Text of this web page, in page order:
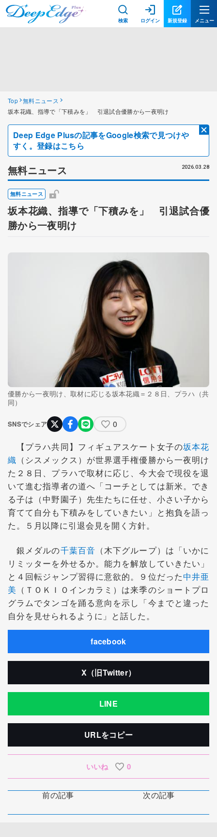
検索 ログイン 新規登録 メニュー
Top 無料ニュース
坂本花織、指導で「下積みを」 引退試合優勝から一夜明け
Deep Edge Plusの記事をGoogle検索で見つけや
すく。登録はこちら
無料ニュース 2026.03.28
無料ニュース
坂本花織、指導で「下積みを」 引退試合優
勝から一夜明け
優勝から一夜明け、取材に応じる坂本花織＝２８日、プラハ（共
同）
SNSでシェア 0
【プラハ共同】フィギュアスケート女子の坂本花
織 （シスメックス）が世界選手権優勝から一夜明け
た２８日、プラハで取材に応じ、今大会で現役を退
いて進む指導者の道へ「コーチとしては新米。でき
る子は（中野園子）先生たちに任せ、小さい子から
育てて自分も下積みをしていきたい」と抱負を語っ
た。５月以降に引退会見を開く方針。
銀メダルの千葉百音 （木下グループ）は「いかに
リミッターを外せるか。能力を解放していきたい」
と４回転ジャンプ習得に意欲的。９位だった中井亜
美 （ＴＯＫＩＯインカラミ）は来季のショートプロ
グラムでタンゴを踊る意向を示し「今までと違った
自分を見せられるように」と話した。
facebook
X（旧Twitter）
LINE
URLをコピー
いいね 0
前の記事 次の記事